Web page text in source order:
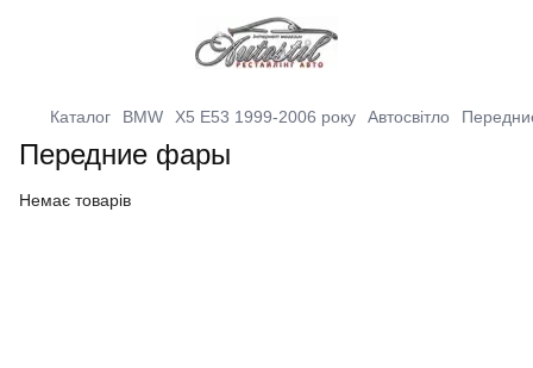
Каталог BMW X5 E53 1999-2006 року Автосвітло
Передние фары
Немає товарів